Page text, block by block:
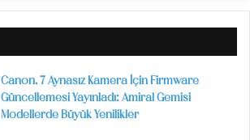
Canon, 7 Aynasız Kamera İçin Firmware
Güncellemesi Yayınladı: Amiral Gemisi
Modellerde Büyük Yenilikler